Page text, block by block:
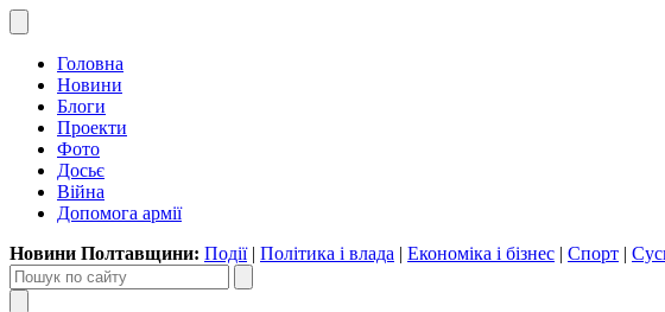
Головна
Новини
Блоги
Проекти
Фото
Досьє
Війна
Допомога армії
Новини Полтавщини: Події| Політика і влада | Економіка і бізнес | Спорт |